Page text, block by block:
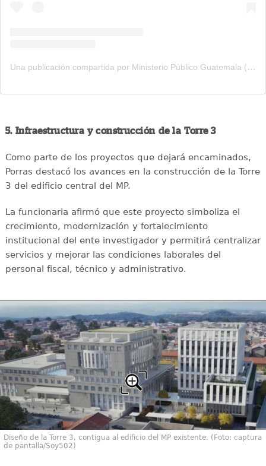
Una publicación compartida por Ministerio Público Guatemala (@mpguatemala)
5. Infraestructura y construcción de la Torre 3
Como parte de los proyectos que dejará encaminados,
Porras destacó los avances en la construcción de la Torre
3 del edificio central del MP.
La funcionaria afirmó que este proyecto simboliza el
crecimiento, modernización y fortalecimiento
institucional del ente investigador y permitirá centralizar
servicios y mejorar las condiciones laborales del
personal fiscal, técnico y administrativo.
Diseño de la Torre 3, contigua al edificio del MP existente. (Foto: captura
de pantalla/Soy502)